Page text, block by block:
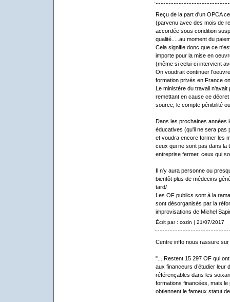
Reçu de la part d'un OPCA
(parvenu avec des mois de
accordée sous condition
qualité.....au moment du
Cela signifie donc que ce
importe pour la mise en
(même si celui-ci intervient
On voudrait continuer
formation privés en France
Le ministère du travail n'avait
remettant en cause ce
source, le compte pénibilité
Dans les prochaines années
éducatives (qu'il ne sera pas
et voudra encore former les
ceux qui ne sont pas dans la
entreprise fermer, ceux qui
Il n'y aura personne ou
bientôt plus de médecins
tard/
Les OF publics sont à la
sont désorganisés par la
improvisations de Michel
Écrit par : cozin | 21/07/2017
Centre inffo nous rassure
"....Restent 15 297 OF qui
aux financeurs d’étudier leur
référençables dans les
formations financées, mais le
obtiennent le fameux statut